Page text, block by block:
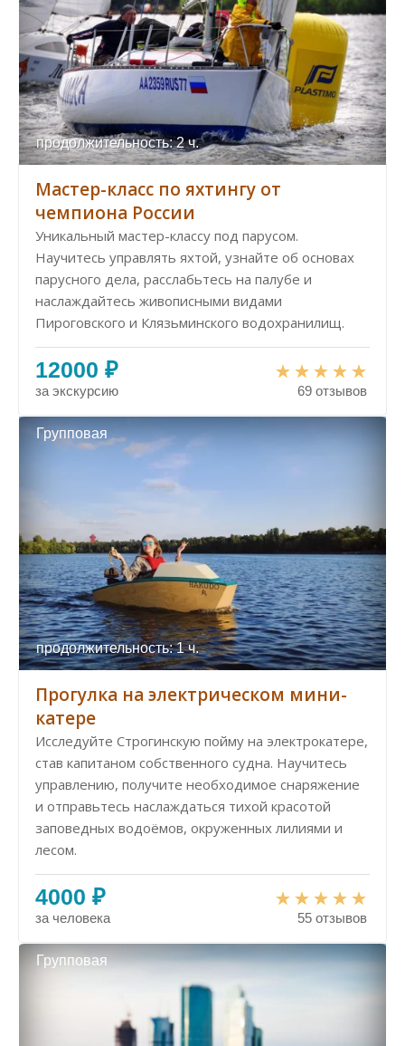
продолжительность: 2 ч.
Мастер-класс по яхтингу от
чемпиона России
Уникальный мастер-классу под парусом.
Научитесь управлять яхтой, узнайте об основах
парусного дела, расслабьтесь на палубе и
наслаждайтесь живописными видами
Пироговского и Клязьминского водохранилищ.
12000 ₽
за экскурсию 69 отзывов
Групповая
продолжительность: 1 ч.
Прогулка на электрическом мини-
катере
Исследуйте Строгинскую пойму на электрокатере,
став капитаном собственного судна. Научитесь
управлению, получите необходимое снаряжение
и отправьтесь наслаждаться тихой красотой
заповедных водоёмов, окруженных лилиями и
лесом.
4000 ₽
за человека 55 отзывов
Групповая